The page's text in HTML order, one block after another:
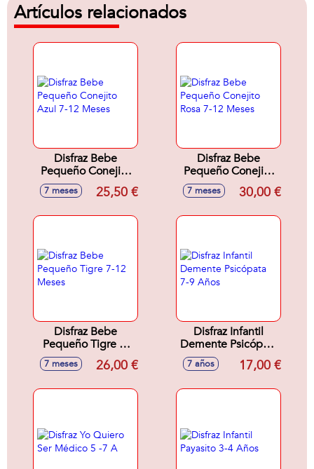
Artículos relacionados
Disfraz Bebe
Pequeño Conejito
Azul 7-12 Meses
7 meses 25,50 €
Disfraz Bebe
Pequeño Conejito
Rosa 7-12 Meses
7 meses 30,00 €
Disfraz Bebe
Pequeño Tigre 7-
12 Meses
7 meses 26,00 €
Disfraz Infantil
Demente Psicópata
7-9 Años
7 años 17,00 €